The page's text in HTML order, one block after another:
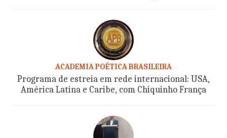
ACADEMIA POÉTICA BRASILEIRA
Programa de estreia em rede internacional: USA,
América Latina e Caribe, com Chiquinho França